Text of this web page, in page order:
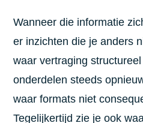
Wanneer die informatie
er inzichten die je anders
waar vertraging
onderdelen steeds
waar formats niet
Tegelijkertijd zie je ook